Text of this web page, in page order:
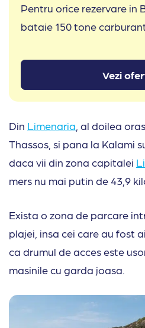
Pentru orice rezervare in
bataie 150 tone
Vezi
Din Limenaria , al doilea
Thassos, si pana la Kalami
daca vii din zona capitalei
mers nu mai putin de 43,9
Exista o zona de parcare
plajei, insa cei care au fost
ca drumul de acces este
masinile cu garda joasa.